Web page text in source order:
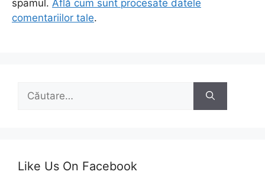
spamul. Află cum sunt procesate datele
comentariilor tale.
după:
Like Us On Facebook